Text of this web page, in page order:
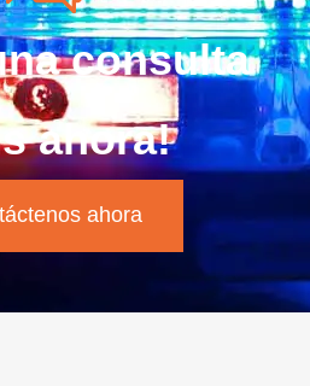
consulta
ahora!
ahora